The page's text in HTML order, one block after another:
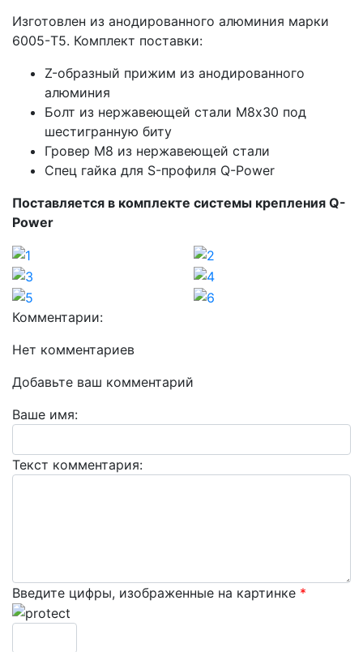
Изготовлен из анодированного алюминия марки
6005-T5. Комплект поставки:
Z-образный прижим из анодированного
алюминия
Болт из нержавеющей стали М8х30 под
шестигранную биту
Гровер М8 из нержавеющей стали
Спец гайка для S-профиля Q-Power
Поставляется в комплекте системы крепления Q-
Power
Комментарии:
Нет комментариев
Добавьте ваш комментарий
Ваше имя:
Текст комментария:
Введите цифры, изображенные на картинке *